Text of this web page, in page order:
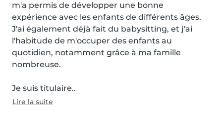
m'a permis de développer une bonne
expérience avec les enfants de différents âges.
J'ai également déjà fait du babysitting, et j'ai
l'habitude de m'occuper des enfants au
quotidien, notamment grâce à ma famille
nombreuse.
Je suis titulaire..
Lire la suite